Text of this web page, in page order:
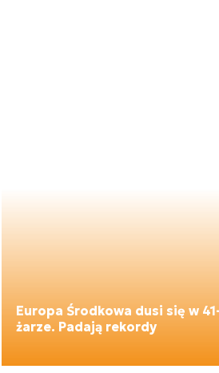
Europa Środkowa dusi się w
żarze. Padają rekordy